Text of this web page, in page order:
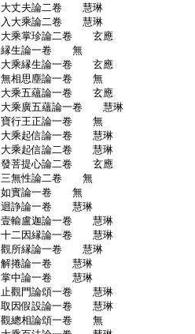
大丈夫論二卷 慧琳
入大乘論二卷 慧琳
大乘掌珍論二卷 玄應
縁生論一卷 無
大乘縁生論一卷 玄應
無相思塵論一卷 無
大乘五蘊論一卷 玄應
大乘廣五蘊論一卷 慧琳
寶行王正論一卷 無
大乘起信論一卷 慧琳
大乘起信論二卷 慧琳
發菩提心論二卷 玄應
三無性論二卷 無
如實論一卷 無
迴諍論一卷 慧琳
壹輸盧迦論一卷 慧琳
十二因縁論一卷 慧琳
觀所縁論一卷 慧琳
解捲論一卷 慧琳
掌中論一卷 慧琳
止觀門論頌一卷 慧琳
取因假設論一卷 慧琳
觀總相論頌一卷 無